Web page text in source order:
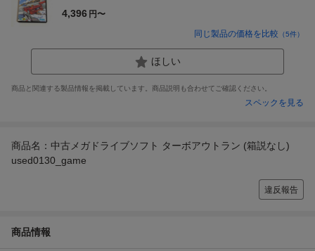
4,396 円〜
同じ製品の価格を比較 （5件）
ほしい
商品と関連する製品情報を掲載しています。商品説明も合わせてご確認ください。
スペックを見る
商品名：中古メガドライブソフト ターボアウトラン (箱説なし)
used0130_game
違反報告
商品情報